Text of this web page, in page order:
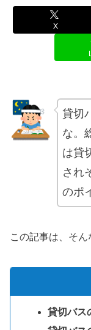
X
貸切
な。
は貸
され
のポ
この記事は、そん
貸切バス